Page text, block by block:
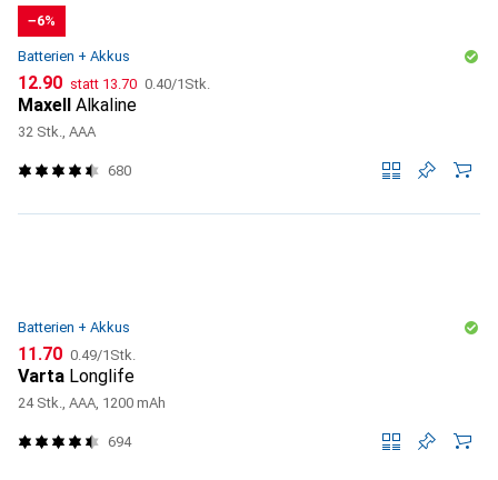
−6%
Batterien + Akkus
CHF
12.90 statt CHF
13.70 CHF
0.40/1Stk.
Maxell Alkaline
32 Stk., AAA
680
Batterien + Akkus
CHF
11.70 CHF
0.49/1Stk.
Varta Longlife
24 Stk., AAA, 1200 mAh
694